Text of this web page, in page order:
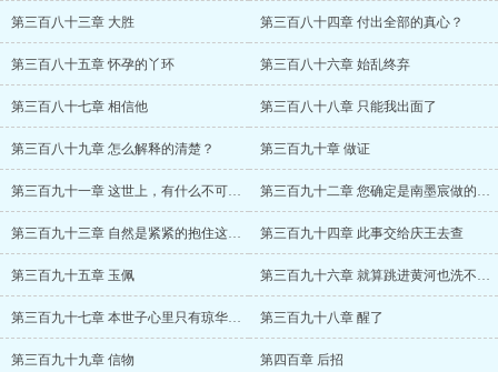
第三百八十三章 大胜 第三百八十四章 付出全部的真心？
第三百八十五章 怀孕的丫环 第三百八十六章 始乱终弃
第三百八十七章 相信他 第三百八十八章 只能我出面了
第三百八十九章 怎么解释的清楚？ 第三百九十章 做证
第三百九十一章 这世上，有什么不可能的？ 第三百九十二章 您确定是南墨宸做的了？
第三百九十三章 自然是紧紧的抱住这颗摇钱 第三百九十四章 此事交给庆王去查
第三百九十五章 玉佩 第三百九十六章 就算跳进黄河也洗不清了
第三百九十七章 本世子心里只有琼华郡主一 第三百九十八章 醒了
第三百九十九章 信物 第四百章 后招